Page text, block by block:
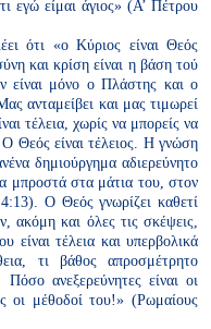
εγώ είμαι άγιος» (Α’ Πέτρου
ότι «ο Κύριος είναι Θεός
και κρίση είναι η βάση τού
μόνο ο Πλάστης και ο
ανταμείβει και μας τιμωρεί
τέλεια, χωρίς να μπορείς να
Ο Θεός είναι τέλειος. Η γνώση
δημιούργημα αδιερεύνητο
μπροστά στα μάτια του, στον
Ο Θεός γνωρίζει καθετί
ακόμη και όλες τις σκέψεις,
είναι τέλεια και υπερβολικά
τι βάθος απροσμέτρητο
ανεξερεύνητες είναι οι
οι μέθοδοί του!» (Ρωμαίους